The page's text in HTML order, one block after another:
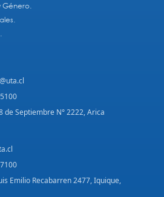
de Septiembre N° 2222, Arica
Emilio Recabarren 2477, Iquique,